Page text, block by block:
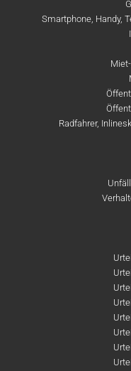
Smartphone, Handy,
Radfahrer,